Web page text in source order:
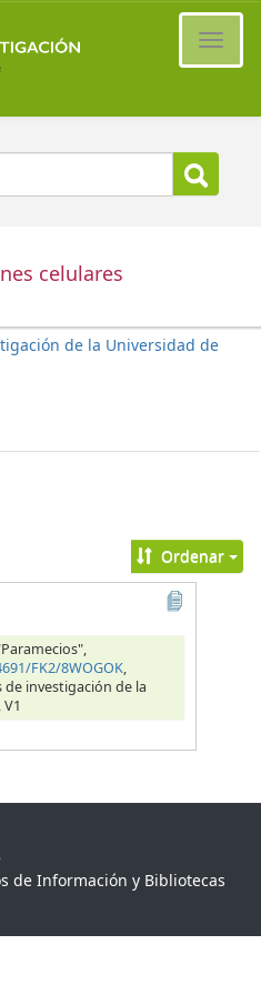
celulares
de la Universidad de
Ordenar
FK2/8WOGOK,
investigación de la
de Información y Bibliotecas